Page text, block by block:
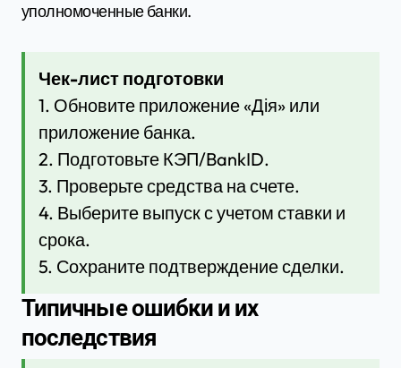
уполномоченные банки.
Чек-лист подготовки
1. Обновите приложение «Дія» или
приложение банка.
2. Подготовьте КЭП/BankID.
3. Проверьте средства на счете.
4. Выберите выпуск с учетом ставки и
срока.
5. Сохраните подтверждение сделки.
Типичные ошибки и их
последствия